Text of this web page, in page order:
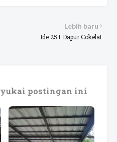
Lebih baru
Ide 25+ Dapur Cokelat
postingan ini